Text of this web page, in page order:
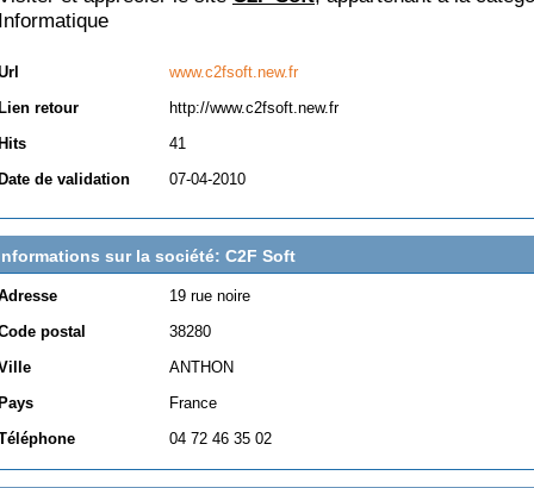
www.c2fsoft.new.fr
retour
http://www.c2fsoft.new.fr
41
de validation
07-04-2010
sur la société: C2F Soft
19 rue noire
postal
38280
ANTHON
France
04 72 46 35 02